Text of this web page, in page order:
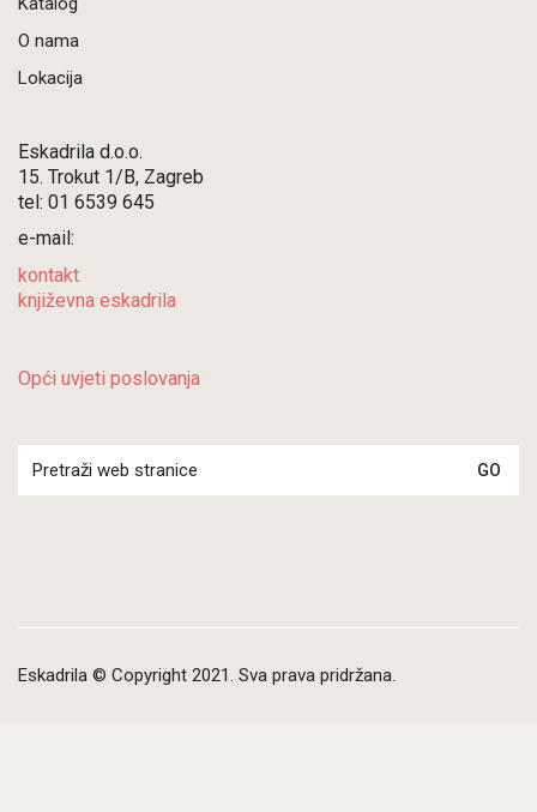
O nama
Lokacija
Eskadrila d.o.o.
15. Trokut 1/B, Zagreb
tel: 01 6539 645
e-mail:
kontakt
književna eskadrila
Opći uvjeti poslovanja
for:
Eskadrila © Copyright 2021. Sva prava pridržana.